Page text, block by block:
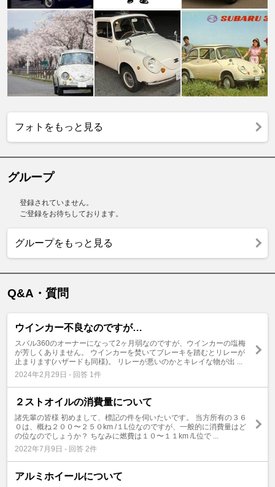
フォトをもっと見る
グループ
登録されていません。
ご登録をお待ちしております。
グループをもっと見る
Q&A・質問
ウインカー不良なのですが…
スバル360のオーナーになって2ヶ月弱なのですが、ウインカーの塩梅
が芳しくありません。 ウインカーを焚いてブレーキを踏むとリレーが
止まります(ハザードも同様)。 リレーが悪いのかとキレイな物が出 ...
2024年2月29日 - 回答 1件
２ストオイルの消費量について
諸先輩の皆様 初めまして、標記の件を伺いたいです。 当方所有の３６
０は、概ね２００〜２５０km /１L位なのですが、一般的に消費量はど
の位なのでしょうか？ ちなみに燃費は１０〜１１km /L位で ...
2022年7月9日 - 回答 2件
アルミホイールについて